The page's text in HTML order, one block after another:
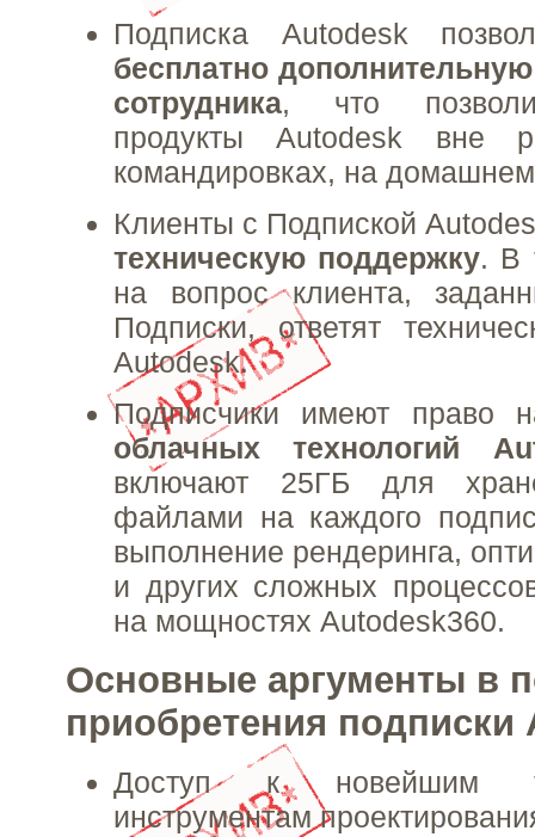
Подписка Autodesk
бесплатно
сотрудника, что
продукты Autodesk вне
командировках, на
Клиенты с Подпиской
техническую поддержку. В
на вопрос клиента,
Подписки, ответят
Autodesk.
Подписчики имеют право
облачных технологий
включают 25ГБ для
файлами на каждого
выполнение рендеринга,
и других сложных
на мощностях Autodesk360.
Основные аргументы в
приобретения подписки
Доступ к новейшим
инструментам